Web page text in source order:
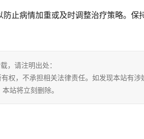
止病情加重或及时调整治疗策略。保
，请注明出处：
权，不承担相关法律责任。如发现本站有涉
站将立刻删除。